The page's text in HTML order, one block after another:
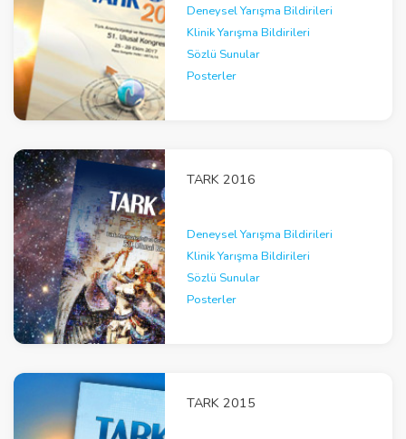
Deneysel Yarışma Bildirileri
Klinik Yarışma Bildirileri
Sözlü Sunular
Posterler
TARK 2016
Deneysel Yarışma Bildirileri
Klinik Yarışma Bildirileri
Sözlü Sunular
Posterler
TARK 2015